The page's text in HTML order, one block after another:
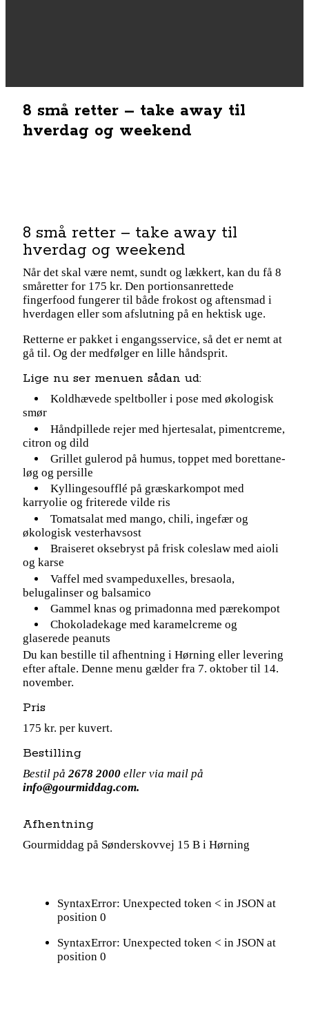
8 små retter – take away til
hverdag og weekend
8 små retter – take away til
hverdag og weekend
Når det skal være nemt, sundt og lækkert, kan du få 8
småretter for 175 kr. Den portionsanrettede
fingerfood fungerer til både frokost og aftensmad i
hverdagen eller som afslutning på en hektisk uge.
Retterne er pakket i engangsservice, så det er nemt at
gå til. Og der medfølger en lille håndsprit.
Lige nu ser menuen sådan ud:
Koldhævede speltboller i pose med økologisk
smør
Håndpillede rejer med hjertesalat, pimentcreme,
citron og dild
Grillet gulerod på humus, toppet med borettane-
løg og persille
Kyllingesoufflé på græskarkompot med
karryolie og friterede vilde ris
Tomatsalat med mango, chili, ingefær og
økologisk vesterhavsost
Braiseret oksebryst på frisk coleslaw med aioli
og karse
Vaffel med svampeduxelles, bresaola,
belugalinser og balsamico
Gammel knas og primadonna med pærekompot
Chokoladekage med karamelcreme og
glaserede peanuts
Du kan bestille til afhentning i Hørning eller levering
efter aftale. Denne menu gælder fra 7. oktober til 14.
november.
Pris
175 kr. per kuvert.
Bestilling
Bestil på 2678 2000 eller via mail på
info@gourmiddag.com.
Afhentning
Gourmiddag på Sønderskovvej 15 B i Hørning
SyntaxError: Unexpected token < in JSON at
position 0
SyntaxError: Unexpected token < in JSON at
position 0